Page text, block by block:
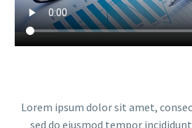
Lorem ipsum dolor sit amet,
sed do eiusmod tempor